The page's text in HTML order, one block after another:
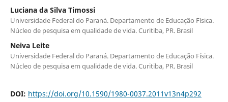
Luciana da Silva Timossi
Universidade Federal do Paraná. Departamento de Educação Física.
Núcleo de pesquisa em qualidade de vida. Curitiba, PR. Brasil
Neiva Leite
Universidade Federal do Paraná. Departamento de Educação Física.
Núcleo de pesquisa em qualidade de vida. Curitiba, PR. Brasil
DOI: https://doi.org/10.1590/1980-0037.2011v13n4p292